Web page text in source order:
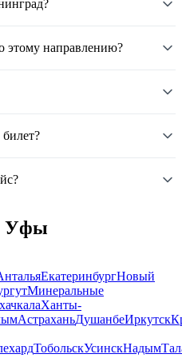
этому направлению?
Уфы
ЕкатеринбургНовый
Минеральные
Ханты-
АстраханьДушанбеИркутск
ТобольскУсинскНадым